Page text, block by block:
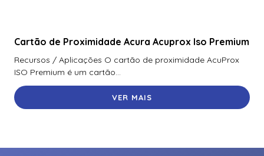
Cartão de Proximidade Acura Acuprox Iso Premium
Recursos / Aplicações O cartão de proximidade AcuProx
ISO Premium é um cartão...
VER MAIS